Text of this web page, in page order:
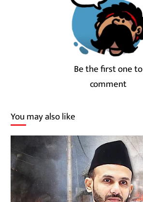
Be the first one to
comment
You may also like